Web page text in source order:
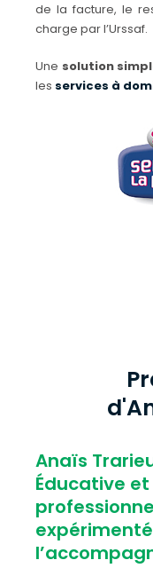
de la facture, le
charge par l’Urssaf.
Une solution
les services à
Anaïs
Éducative et